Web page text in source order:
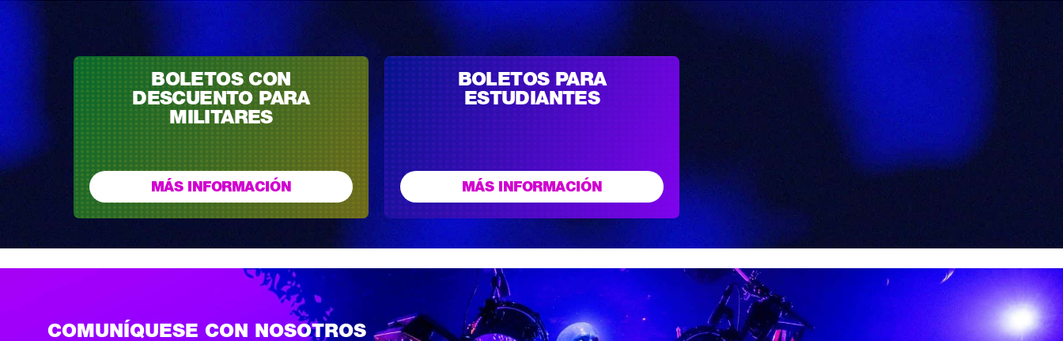
BOLETOS CON
DESCUENTO PARA
MILITARES
MÁS INFORMACIÓN
BOLETOS PARA
ESTUDIANTES
MÁS INFORMACIÓN
COMUNÍQUESE CON NOSOTROS